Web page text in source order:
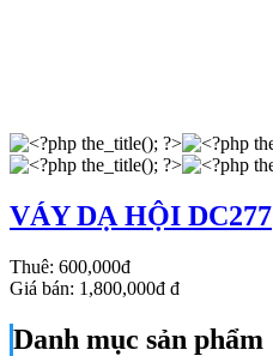
VÁY DẠ HỘI DC277
Thuê: 600,000đ
Giá bán: 1,800,000đ đ
Danh mục sản phẩm